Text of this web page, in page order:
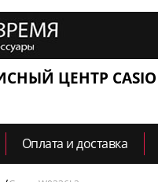
ЦЕНТР CASIO
Оплата и доставка